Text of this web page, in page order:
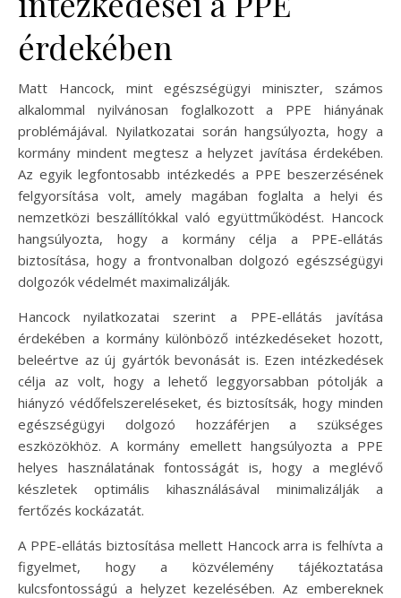
érdekében
Matt Hancock, mint egészségügyi miniszter, számos
alkalommal nyilvánosan foglalkozott a PPE hiányának
problémájával. Nyilatkozatai során hangsúlyozta, hogy a
kormány mindent megtesz a helyzet javítása érdekében.
Az egyik legfontosabb intézkedés a PPE beszerzésének
felgyorsítása volt, amely magában foglalta a helyi és
nemzetközi beszállítókkal való együttműködést. Hancock
hangsúlyozta, hogy a kormány célja a PPE-ellátás
biztosítása, hogy a frontvonalban dolgozó egészségügyi
dolgozók védelmét maximalizálják.
Hancock nyilatkozatai szerint a PPE-ellátás javítása
érdekében a kormány különböző intézkedéseket hozott,
beleértve az új gyártók bevonását is. Ezen intézkedések
célja az volt, hogy a lehető leggyorsabban pótolják a
hiányzó védőfelszereléseket, és biztosítsák, hogy minden
egészségügyi dolgozó hozzáférjen a szükséges
eszközökhöz. A kormány emellett hangsúlyozta a PPE
helyes használatának fontosságát is, hogy a meglévő
készletek optimális kihasználásával minimalizálják a
fertőzés kockázatát.
A PPE-ellátás biztosítása mellett Hancock arra is felhívta a
figyelmet, hogy a közvélemény tájékoztatása
kulcsfontosságú a helyzet kezelésében. Az embereknek